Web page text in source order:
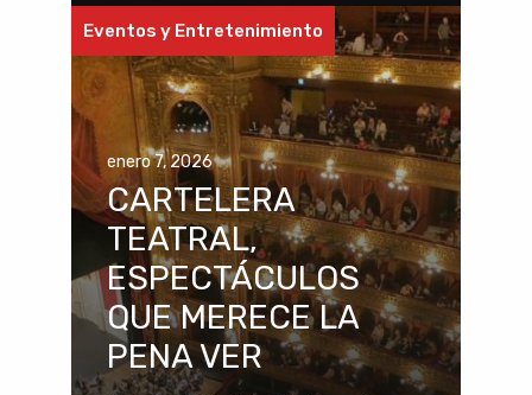
Eventos y Entretenimiento
enero 7, 2026
CARTELERA
TEATRAL,
ESPECTÁCULOS
QUE MERECE LA
PENA VER